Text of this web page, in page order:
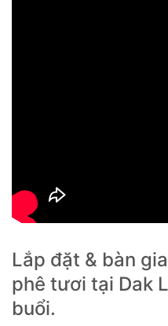
Lắp đặt & bàn
phê tươi tại Dak
buổi.